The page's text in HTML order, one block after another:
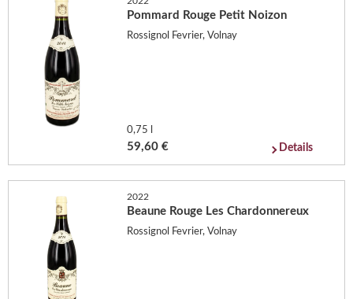
Pommard Rouge Petit Noizon
Rossignol Fevrier, Volnay
0,75 l
59,60 € Details
2022
Beaune Rouge Les Chardonnereux
Rossignol Fevrier, Volnay